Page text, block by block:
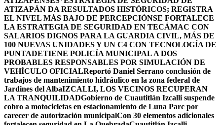
ATIZAPÁN DA RESULTADOS HISTÓRICOS; REGISTRA
EL NIVEL MÁS BAJO DE PERCEPCIÓNSE FORTALECE
LA ESTRATEGIA DE SEGURIDAD EN TECÁMAC CON
SALARIOS DIGNOS PARA LA GUARDIA CIVIL, MÁS DE
100 NUEVAS UNIDADES Y UN C4 CON TECNOLOGÍA DE
PUNTADETIENE POLICÍA MUNICIPAL A DOS
PROBABLES RESPONSABLES POR SIMULACIÓN DE
VEHÍCULO OFICIALReportó Daniel Serrano conclusión de
trabajos de mantenimiento hidráulico en la zona federal de
Jardines del AlbaIZCALLI, LOS VECINOS RECUPERAN
LA TRANQUILIDADGobierno de Cuautitlán Izcalli suspende
cobro a motocicletas en estacionamiento de Luna Parc por
carecer de autorización municipalCon 30 elementos adicionales